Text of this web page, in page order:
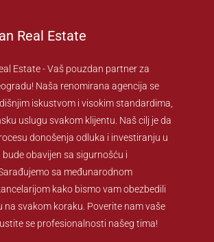
Real Estate
Estate - Vaš pouzdan partner za
Naša renomirana agencija se
iskustvom i visokim standardima,
uslugu svakom klijentu. Naš cilj je da
donošenja odluka i investiranju u
obavijen sa sigurnošću i
sa međunarodnom
kako bismo vam obezbedili
na svakom koraku. Poverite nam vaše
se profesionalnosti našeg tima!